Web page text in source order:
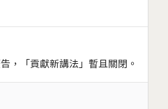
，「貢獻新講法」暫且關閉。